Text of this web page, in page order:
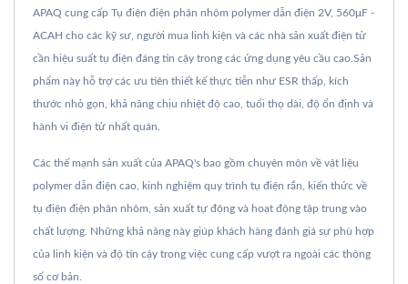
APAQ cung cấp Tụ điện điện phân nhôm polymer dẫn điện 2V, 560μF -
ACAH cho các kỹ sư, người mua linh kiện và các nhà sản xuất điện tử
cần hiệu suất tụ điện đáng tin cậy trong các ứng dụng yêu cầu cao.Sản
phẩm này hỗ trợ các ưu tiên thiết kế thực tiễn như ESR thấp, kích
thước nhỏ gọn, khả năng chịu nhiệt độ cao, tuổi thọ dài, độ ổn định và
hành vi điện tử nhất quán.
Các thế mạnh sản xuất của APAQ's bao gồm chuyên môn về vật liệu
polymer dẫn điện cao, kinh nghiệm quy trình tụ điện rắn, kiến thức về
tụ điện điện phân nhôm, sản xuất tự động và hoạt động tập trung vào
chất lượng. Những khả năng này giúp khách hàng đánh giá sự phù hợp
của linh kiện và độ tin cậy trong việc cung cấp vượt ra ngoài các thông
số cơ bản.